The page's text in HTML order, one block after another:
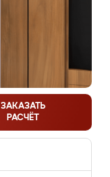
ЗАКАЗАТЬ
РАСЧЁТ